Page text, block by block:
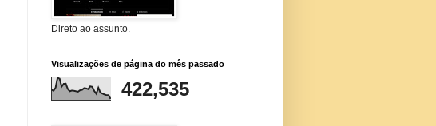
Direto ao assunto.
Visualizações de página do mês passado
422,535